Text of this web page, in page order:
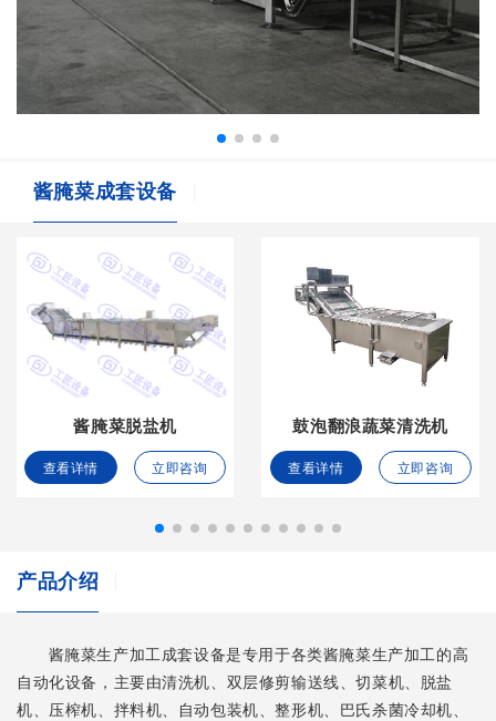
酱腌菜成套设备
酱腌菜脱盐机
查看详情 立即咨询
鼓泡翻浪蔬菜清洗机
查看详情 立即咨询
产品介绍
酱腌菜生产加工成套设备是专用于各类酱腌菜生产加工的高
自动化设备，主要由清洗机、双层修剪输送线、切菜机、脱盐
机、压榨机、拌料机、自动包装机、整形机、巴氏杀菌冷却机、